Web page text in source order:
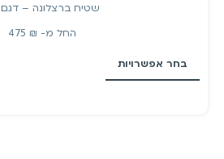
שטיח ברצלונה – דגם 09
החל מ-
475 ₪
בחר אפשרויות